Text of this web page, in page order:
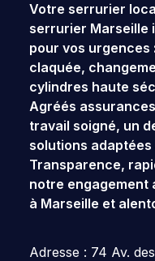
Votre serrurier
serrurier Marseille
pour vos
claquée,
cylindres haute
Agréés
travail soigné, un
solutions
Transparence,
notre engagement
à Marseille et
Adresse : 74 Av.